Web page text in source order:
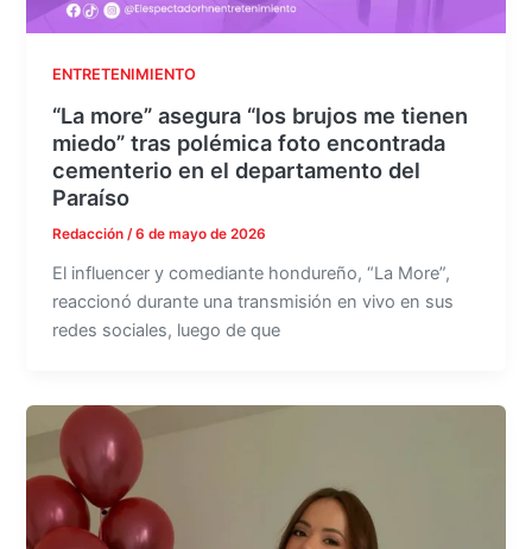
ENTRETENIMIENTO
“La more” asegura “los brujos me tienen
miedo” tras polémica foto encontrada
cementerio en el departamento del
Paraíso
Redacción/6 de mayo de 2026
El influencer y comediante hondureño, “La More”,
reaccionó durante una transmisión en vivo en sus
redes sociales, luego de que